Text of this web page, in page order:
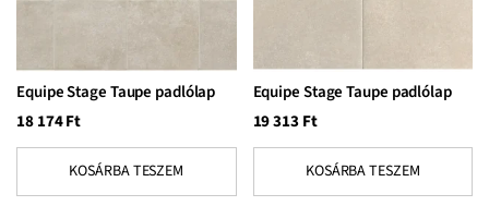
Equipe Stage Taupe padlólap
18 174Ft
KOSÁRBA TESZEM
Equipe Stage Taupe padlólap
19 313Ft
KOSÁRBA TESZEM